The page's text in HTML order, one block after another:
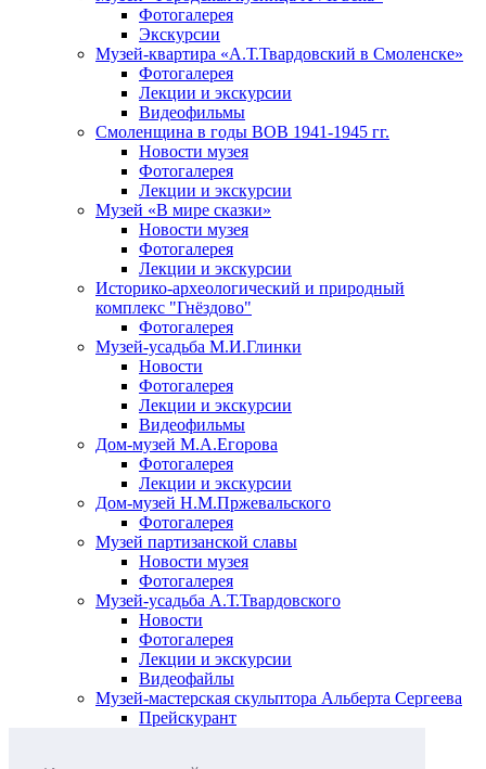
Фотогалерея
Экскурсии
Музей-квартира «А.Т.Твардовский в Смоленске»
Фотогалерея
Лекции и экскурсии
Видеофильмы
Смоленщина в годы ВОВ 1941-1945 гг.
Новости музея
Фотогалерея
Лекции и экскурсии
Музей «В мире сказки»
Новости музея
Фотогалерея
Лекции и экскурсии
Историко-археологический и природный
комплекс "Гнёздово"
Фотогалерея
Музей-усадьба М.И.Глинки
Новости
Фотогалерея
Лекции и экскурсии
Видеофильмы
Дом-музей М.А.Егорова
Фотогалерея
Лекции и экскурсии
Дом-музей Н.М.Пржевальского
Фотогалерея
Музей партизанской славы
Новости музея
Фотогалерея
Музей-усадьба А.Т.Твардовского
Новости
Фотогалерея
Лекции и экскурсии
Видеофайлы
Музей-мастерская скульптора Альберта Сергеева
Прейскурант